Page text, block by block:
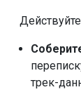
трек-